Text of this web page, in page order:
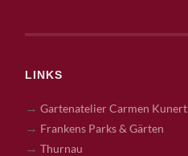
LINKS
→Gartenatelier Carmen Kunert
→ Frankens Parks & Gärten
→Thurnau